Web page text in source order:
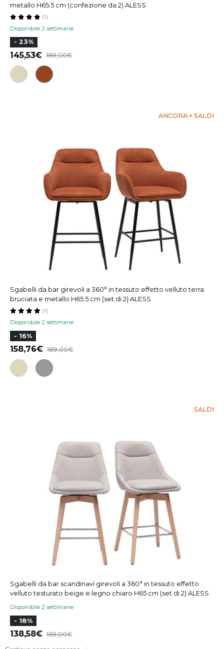
metallo H65.5 cm (confezione da 2) ALESS
Disponibile 2 settimane
(1)
- 23%
145,53 189,00
ANCORA + SALDI
Sgabelli da bar girevoli a 360° in tessuto effetto velluto terra
bruciata e metallo H65.5 cm (set di 2) ALESS
Disponibile 2 settimane
(1)
- 16%
158,76 189,00
SALDI
Sgabelli da bar scandinavi girevoli a 360° in tessuto effetto
velluto testurato beige e legno chiaro H65 cm (set di 2) ALESS
Disponibile 2 settimane
- 18%
138,58 169,00